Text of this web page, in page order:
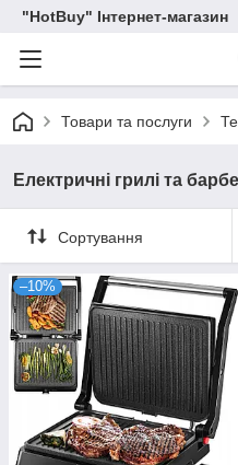
"HotBuy" Інтернет-магазин
Товари та послуги
Електричні грилі та
Сортування
–10%